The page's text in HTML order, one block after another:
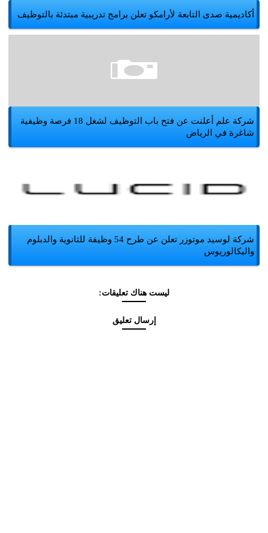
أكاديمية صدى التابعة لأرامكو تعلن برامج تدريبية مبتدئة بالتوظيف
شركة علم أعلنت عن فتح باب التوظيف لشغل 18 فرصة وظيفية
شاغرة في الرياض
شركة لوسيد موتوزر تعلن عن طرح 54 وظيفة للثانوية والدبلوم
والبكالوريوس
ليست هناك تعليقات:
إرسال تعليق